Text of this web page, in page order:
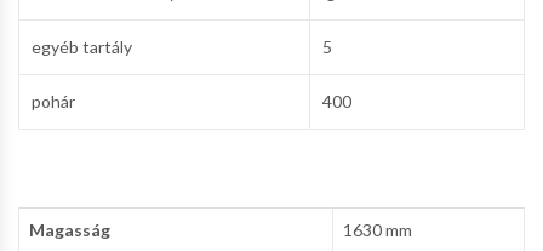
egyéb tartály 5
pohár 400
Magasság 1630 mm